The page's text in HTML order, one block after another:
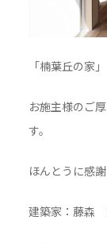
「楠葉丘の家
お施主様のご
す。
ほんとうに感謝
建築家：藤森